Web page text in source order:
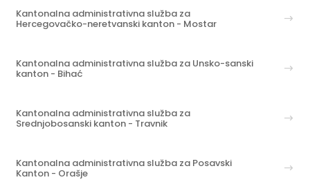
Kantonalna administrativna služba za
Hercegovačko-neretvanski kanton - Mostar
Kantonalna administrativna služba za Unsko-sanski
kanton - Bihać
Kantonalna administrativna služba za
Srednjobosanski kanton - Travnik
Kantonalna administrativna služba za Posavski
Kanton - Orašje